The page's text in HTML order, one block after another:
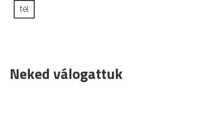
tél
Neked válogattuk